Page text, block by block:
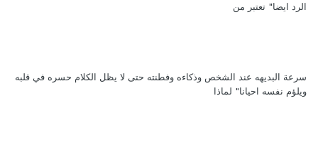
الرد ايضا" تعتبر من
سرعة البديهه عند الشخص وذكاءه وفطنته حتى لا يظل الكلام حسره في قلبه
ويلؤم نفسه احيانا" لماذا